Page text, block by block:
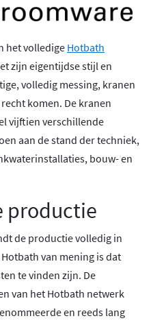
het volledige Hotbath
zijn eigentijdse stijl en
volledig messing, kranen
komen. De kranen
vijftien verschillende
aan de stand der techniek,
bouw- en
productie
de productie volledig in
van mening is dat
te vinden zijn. De
van het Hotbath netwerk
en reeds lang